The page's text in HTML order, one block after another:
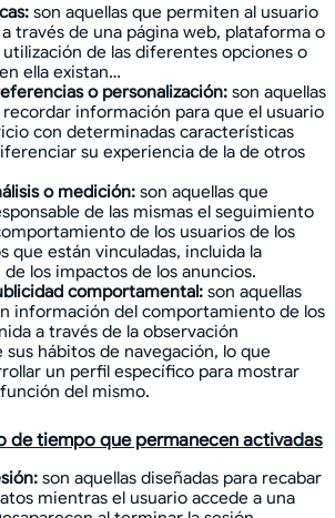
son aquellas que permiten al usuario
través de una página web, plataforma o
utilización de las diferentes opciones o
ella existan…
o personalización: son aquellas
información para que el usuario
con determinadas características
su experiencia de la de otros
o medición: son aquellas que
de las mismas el seguimiento
de los usuarios de los
que están vinculadas, incluida la
los impactos de los anuncios.
comportamental: son aquellas
información del comportamiento de los
a través de la observación
sus hábitos de navegación, lo que
un perfil específico para mostrar
del mismo.
de tiempo que permanecen activadas
son aquellas diseñadas para recabar
mientras el usuario accede a una